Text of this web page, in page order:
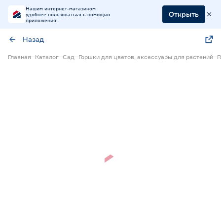
Нашим интернет-магазином
удобнее пользоваться с помощью
приложения!
Открыть
Назад
Главная Каталог Сад Горшки для цветов, аксессуары для растений